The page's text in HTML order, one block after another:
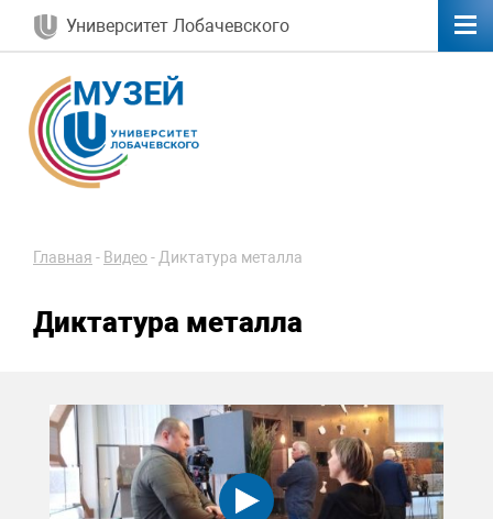
Университет Лобачевского
Главная - Видео -Диктатура металла
Диктатура металла